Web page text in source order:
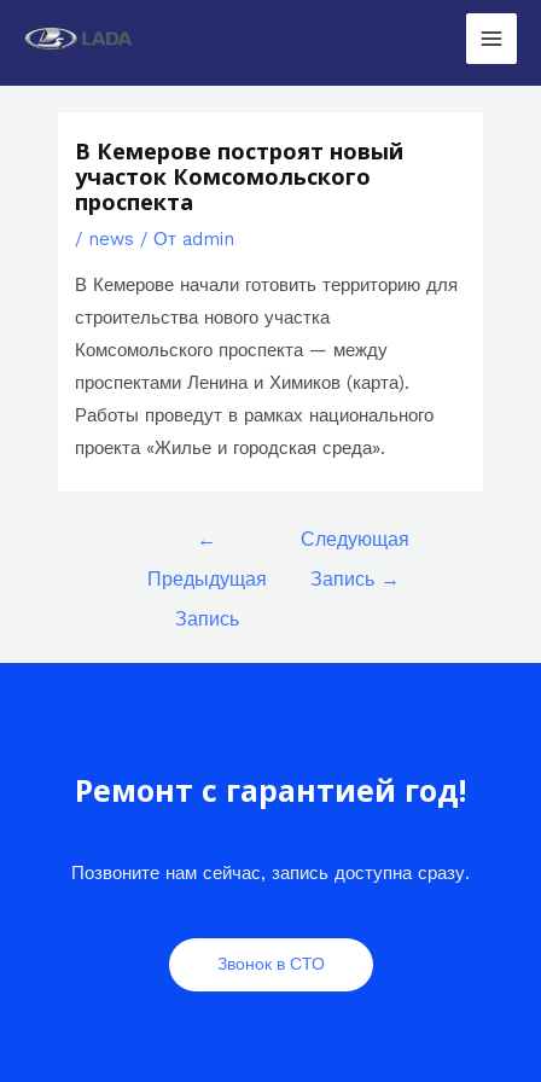
Main
В Кемерове построят новый
участок Комсомольского
проспекта
/ news / От admin
В Кемерове начали готовить территорию для
строительства нового участка
Комсомольского проспекта — между
проспектами Ленина и Химиков (карта).
Работы проведут в рамках национального
проекта «Жилье и городская среда».
←
Предыдущая
Запись
Следующая
Запись →
Ремонт с гарантией год!
Позвоните нам сейчас, запись доступна сразу.
Звонок в СТО